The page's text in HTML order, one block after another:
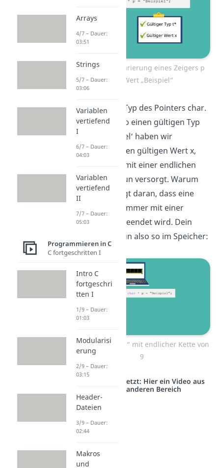
Beispiel: Deklarierung eines Zeigers p
mit Wert „Beispiel“
Damit ist der Typ des Pointers char.
Wir haben also einen gültigen Typ
t*. Mit ‘Beispiel‘ haben wir
außerdem einen gültigen Wert x,
der uns auch mit einer endlichen
Länge von neun versorgt. Warum
neun? Das liegt daran, dass eine
Zeichenkette immer mit einer
binären Null beendet wird. Dein
Zeiger liegt nun also so im Speicher:
Zeiger „Beispiel“ mit endlicher Kette von
9
Studyflix vernetzt: Hier ein Video aus
einem anderen Bereich
Arrays
4/7 – Dauer:
03:51
Strings
5/7 – Dauer:
03:06
Variablen
vertiefend
I
6/7 – Dauer:
04:03
Variablen
vertiefend
II
7/7 – Dauer:
05:03
Programmieren in C
C fortgeschritten I
Intro C
fortgeschri
tten I
1/9 – Dauer:
01:03
Modularisi
erung
2/9 – Dauer:
03:15
Header-
Dateien
3/9 – Dauer:
02:44
Makros
und